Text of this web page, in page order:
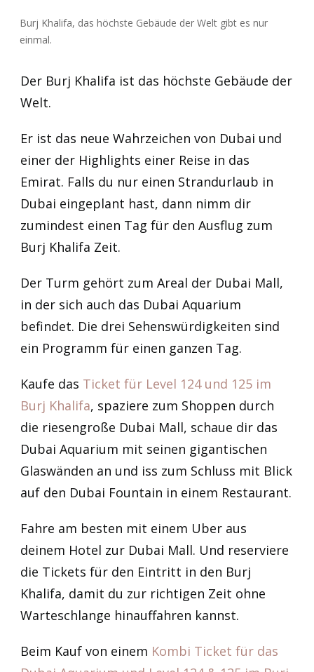
Burj Khalifa, das höchste Gebäude der Welt gibt es nur
einmal.
Der Burj Khalifa ist das höchste Gebäude der
Welt.
Er ist das neue Wahrzeichen von Dubai und
einer der Highlights einer Reise in das
Emirat. Falls du nur einen Strandurlaub in
Dubai eingeplant hast, dann nimm dir
zumindest einen Tag für den Ausflug zum
Burj Khalifa Zeit.
Der Turm gehört zum Areal der Dubai Mall,
in der sich auch das Dubai Aquarium
befindet. Die drei Sehenswürdigkeiten sind
ein Programm für einen ganzen Tag.
Kaufe das Ticket für Level 124 und 125 im
Burj Khalifa, spaziere zum Shoppen durch
die riesengroße Dubai Mall, schaue dir das
Dubai Aquarium mit seinen gigantischen
Glaswänden an und iss zum Schluss mit Blick
auf den Dubai Fountain in einem Restaurant.
Fahre am besten mit einem Uber aus
deinem Hotel zur Dubai Mall. Und reserviere
die Tickets für den Eintritt in den Burj
Khalifa, damit du zur richtigen Zeit ohne
Warteschlange hinauffahren kannst.
Beim Kauf von einem Kombi Ticket für das